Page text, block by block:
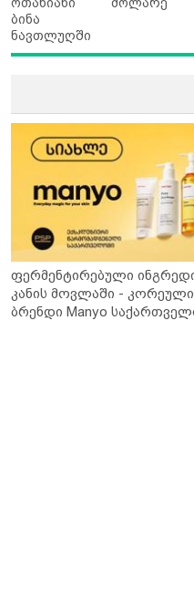
ბინა
ნავთლუღში
ფერმენტირებული
კანის მოვლაში -
ბრენდი Manyo